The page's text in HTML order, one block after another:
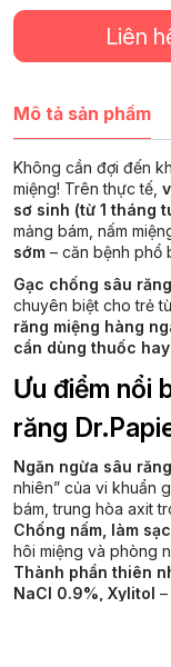
Liên
Mô tả sản phẩm
Không cần đợi đến
miệng! Trên thực tế,
sơ sinh (từ 1 tháng
mảng bám, nấm
sớm – căn bệnh phổ
Gạc chống sâu
chuyên biệt cho trẻ
răng miệng hàng
cần dùng thuốc
Ưu điểm nổi
răng
Ngăn ngừa sâu
nhiên” của vi khuẩn
bám, trung hòa axit
Chống nấm, làm
hôi miệng và phòng
Thành phần thiên
NaCl 0.9%, Xylitol
Thiết kế tiện lợi –
riêng từng miếng,